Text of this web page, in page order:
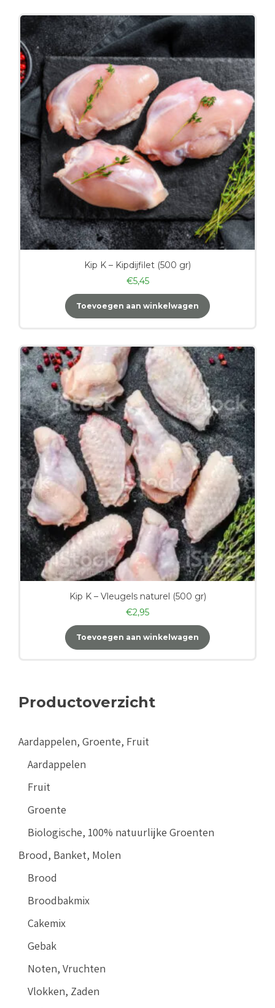
Kip K – Kipdijfilet (500 gr)
€5,45
Toevoegen aan winkelwagen
Kip K – Vleugels naturel (500 gr)
€2,95
Toevoegen aan winkelwagen
Productoverzicht
Aardappelen, Groente, Fruit
Aardappelen
Fruit
Groente
Biologische, 100% natuurlijke Groenten
Brood, Banket, Molen
Brood
Broodbakmix
Cakemix
Gebak
Noten, Vruchten
Vlokken, Zaden